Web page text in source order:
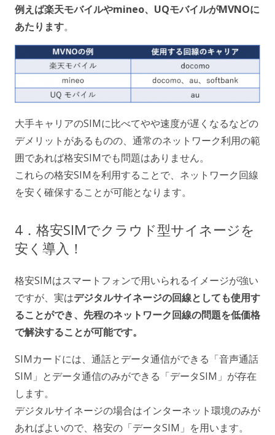
例えば楽天モバイルやmineo、UQモバイルがMVNOに
あたります。
大手キャリアのSIMに比べてやや速度が遅くなるなどの
デメリットがあるものの、通常のネットワーク利用の範
囲であれば格安SIMでも問題はありません。
これらの格安SIMを利用することで、ネットワーク回線
を安く確保することが可能となります。
4．格安SIMでクラウド型サイネージを
安く導入！
格安SIMはスマートフォンで用いられるイメージが強い
ですが、実はデジタルサイネージの回線としても使用す
ることができ、先程のネットワーク回線の問題を低価格
で解決することが可能です。
SIMカードには、通話とデータ通信ができる「音声通話
SIM」とデータ通信のみができる「データSIM」が存在
します。
デジタルサイネージの場合はインターネット環境のみが
あればよいので、格安の「データSIM」を用います。